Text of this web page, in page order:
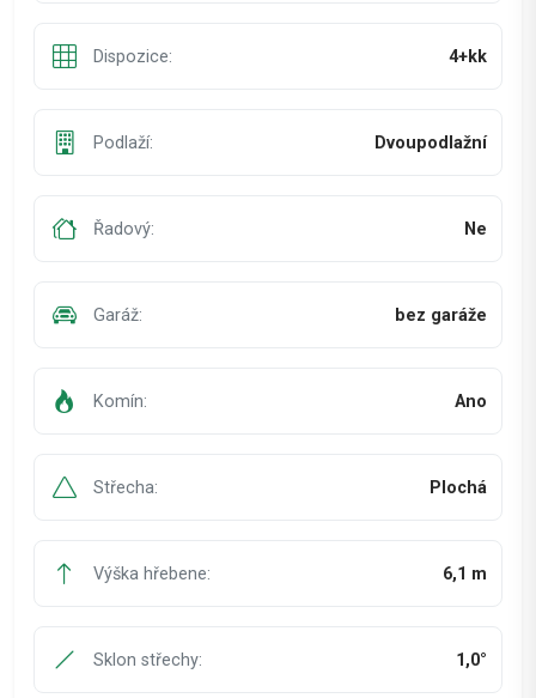
Dispozice: 4+kk
Podlaží: Dvoupodlažní
Řadový: Ne
Garáž: bez garáže
Komín: Ano
Střecha: Plochá
Výška hřebene: 6,1 m
Sklon střechy: 1,0°